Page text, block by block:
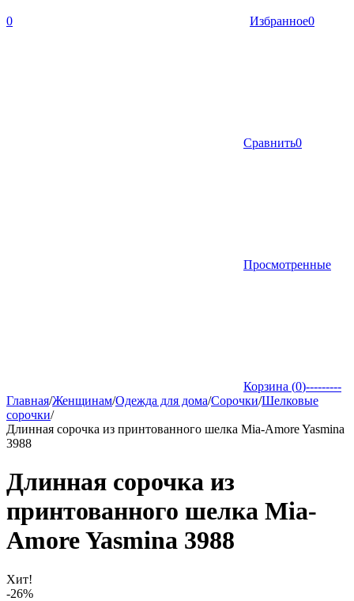
0 Избранное0
Сравнить0
Просмотренные
Корзина (0)---------
Главная/Женщинам/Одежда для дома/Сорочки/Шелковые
сорочки/
Длинная сорочка из принтованного шелка Mia-Amore Yasmina
3988
Длинная сорочка из
принтованного шелка Mia-
Amore Yasmina 3988
Хит!
-26%